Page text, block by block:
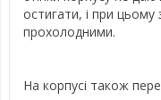
остигати, і при цьому
прохолодними.
На корпусі також